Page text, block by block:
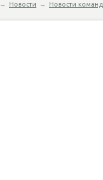
→ Новости → Новости команд